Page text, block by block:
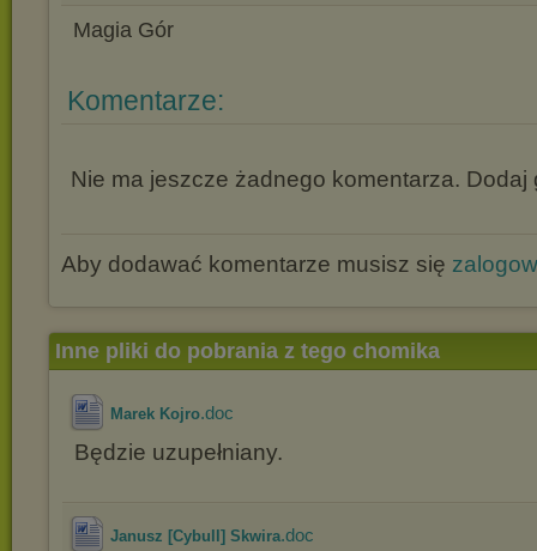
Magia Gór
Komentarze:
Nie ma jeszcze żadnego komentarza. Dodaj
Aby dodawać komentarze musisz się
Inne pliki do pobrania z tego chomika
Marek Kojro.doc
Będzie uzupełniany.
Janusz [Cybull] Skwira.doc